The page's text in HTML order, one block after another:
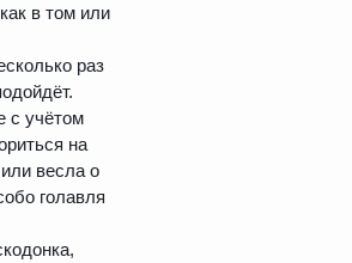
в том или
раз
с учётом
на
весла о
голавля